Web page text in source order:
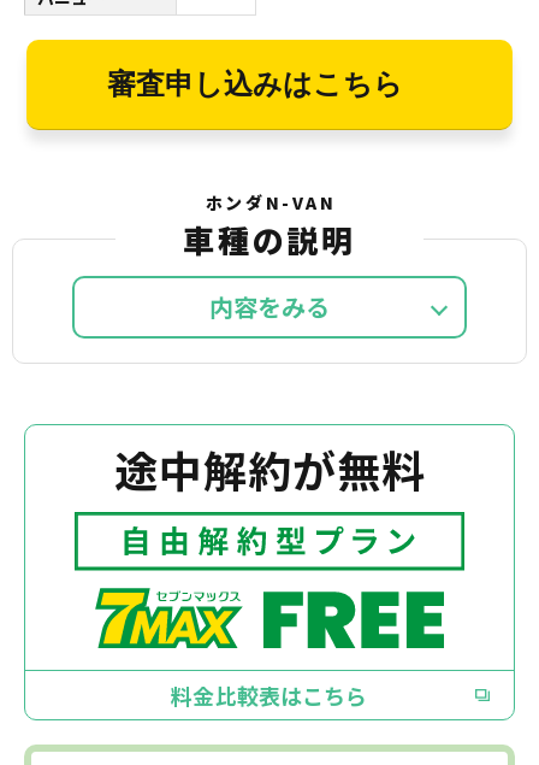
審査申し込みはこちら
ホンダN-VAN
車種の説明
内容を
途中解約が無料
料金比較表はこちら